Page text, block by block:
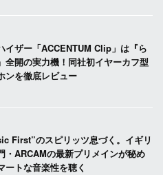
イザー「ACCENTUM Clip」は『ら
全開の実力機！同社初イヤーカフ型
ンを徹底レビュー
First”のスピリッツ息づく。イギリ
・ARCAMの最新プリメインが秘め
ートな音楽性を聴く